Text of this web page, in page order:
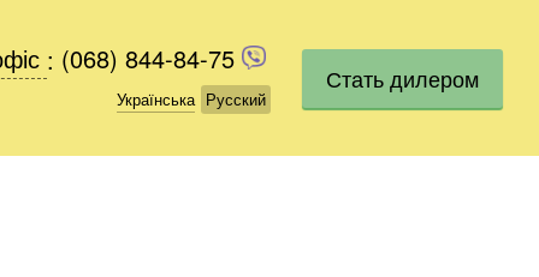
(068) 844-84-75
Українська Русский
: (068) 844-84-75
Українська Русский
Стать дилером